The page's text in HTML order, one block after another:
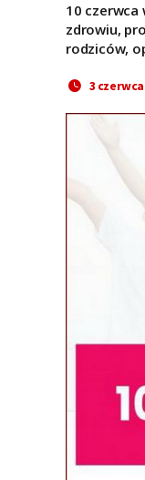
10 czerwca
zdrowiu,
rodziców,
3